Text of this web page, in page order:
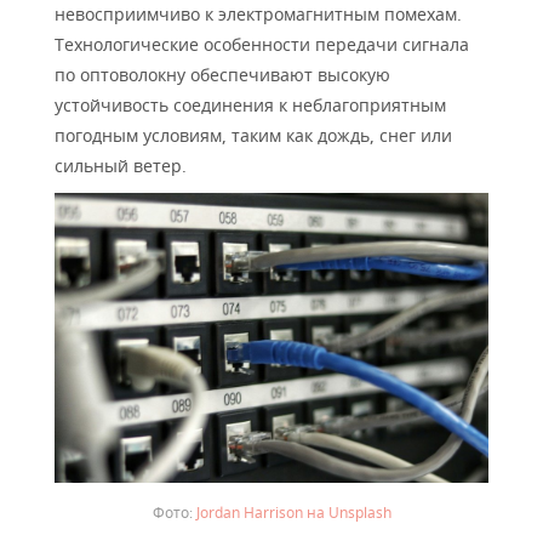
невосприимчиво к электромагнитным помехам.
Технологические особенности передачи сигнала
по оптоволокну обеспечивают высокую
устойчивость соединения к неблагоприятным
погодным условиям, таким как дождь, снег или
сильный ветер.
Jordan Harrison на Unsplash